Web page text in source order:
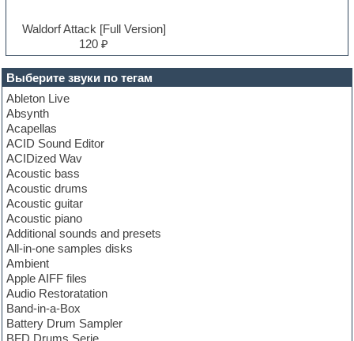
Выберите звуки по тегам
Ableton Live
Absynth
Acapellas
ACID Sound Editor
ACIDized Wav
Acoustic bass
Acoustic drums
Acoustic guitar
Acoustic piano
Additional sounds and presets
All-in-one samples disks
Ambient
Apple AIFF files
Audio Restoratation
Band-in-a-Box
Battery Drum Sampler
BFD Drums Serie
Waldorf Attack [Full Version]
120 ₽